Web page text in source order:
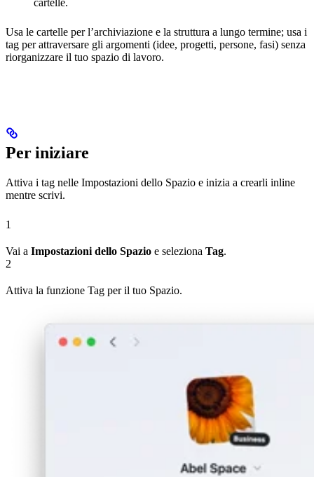
Usa le cartelle per l’archiviazione e la struttura a lungo termine; usa i
tag per attraversare gli argomenti (idee, progetti, persone, fasi) senza
riorganizzare il tuo spazio di lavoro.
Per iniziare
Attiva i tag nelle Impostazioni dello Spazio e inizia a crearli inline
mentre scrivi.
1
Vai a Impostazioni dello Spazio e seleziona Tag.
2
Attiva la funzione Tag per il tuo Spazio.